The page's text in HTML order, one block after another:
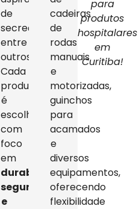
de
secreção,
entre
outros.
Cada
produto
é
escolhido
com
foco
em
durabilidade,
segurança
e
cadeiras
de
rodas
manuais
e
motorizadas,
guinchos
para
acamados
e
diversos
equipamentos,
oferecendo
flexibilidade
para
produtos
hospitalares
em
Curitiba!